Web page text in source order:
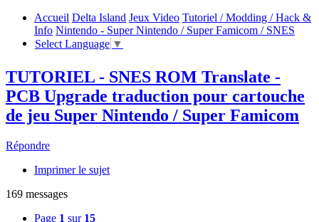
Accueil Delta Island Jeux Video Tutoriel / Modding / Hack &
Info Nintendo - Super Nintendo / Super Famicom / SNES
Select Language ▼
TUTORIEL - SNES ROM Translate -
PCB Upgrade traduction pour cartouche
de jeu Super Nintendo / Super Famicom
Répondre
Imprimer le sujet
169 messages
Page 1 sur 15